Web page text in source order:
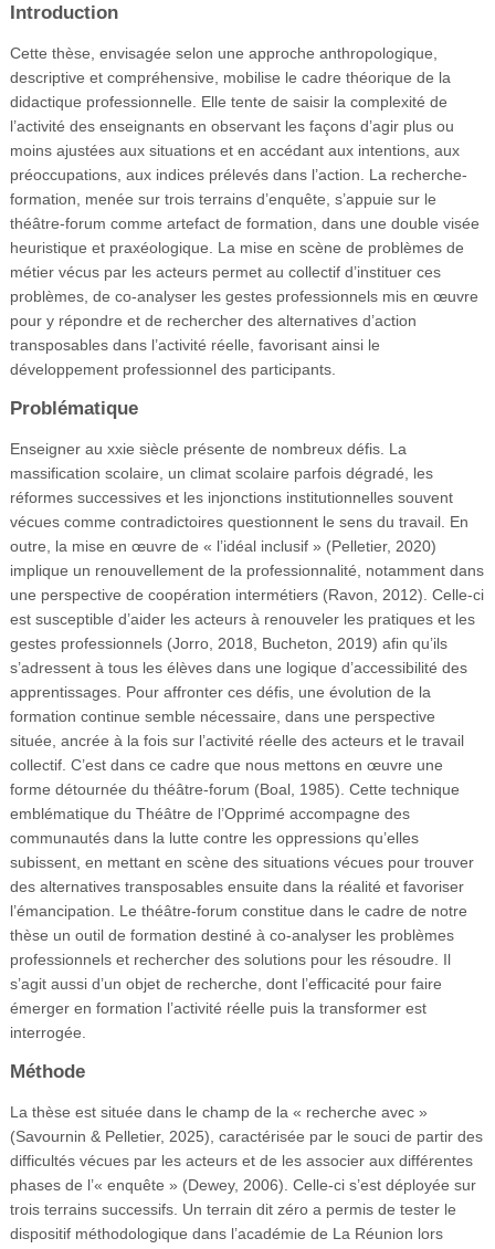
Introduction
Cette thèse, envisagée selon une approche anthropologique,
descriptive et compréhensive, mobilise le cadre théorique de la
didactique professionnelle. Elle tente de saisir la complexité de
l’activité des enseignants en observant les façons d’agir plus ou
moins ajustées aux situations et en accédant aux intentions, aux
préoccupations, aux indices prélevés dans l’action. La recherche-
formation, menée sur trois terrains d’enquête, s’appuie sur le
théâtre-forum comme artefact de formation, dans une double visée
heuristique et praxéologique. La mise en scène de problèmes de
métier vécus par les acteurs permet au collectif d’instituer ces
problèmes, de co-analyser les gestes professionnels mis en œuvre
pour y répondre et de rechercher des alternatives d’action
transposables dans l’activité réelle, favorisant ainsi le
développement professionnel des participants.
Problématique
Enseigner au xxie siècle présente de nombreux défis. La
massification scolaire, un climat scolaire parfois dégradé, les
réformes successives et les injonctions institutionnelles souvent
vécues comme contradictoires questionnent le sens du travail. En
outre, la mise en œuvre de « l’idéal inclusif » (Pelletier, 2020)
implique un renouvellement de la professionnalité, notamment dans
une perspective de coopération intermétiers (Ravon, 2012). Celle-ci
est susceptible d’aider les acteurs à renouveler les pratiques et les
gestes professionnels (Jorro, 2018, Bucheton, 2019) afin qu’ils
s’adressent à tous les élèves dans une logique d’accessibilité des
apprentissages. Pour affronter ces défis, une évolution de la
formation continue semble nécessaire, dans une perspective
située, ancrée à la fois sur l’activité réelle des acteurs et le travail
collectif. C’est dans ce cadre que nous mettons en œuvre une
forme détournée du théâtre-forum (Boal, 1985). Cette technique
emblématique du Théâtre de l’Opprimé accompagne des
communautés dans la lutte contre les oppressions qu’elles
subissent, en mettant en scène des situations vécues pour trouver
des alternatives transposables ensuite dans la réalité et favoriser
l’émancipation. Le théâtre-forum constitue dans le cadre de notre
thèse un outil de formation destiné à co-analyser les problèmes
professionnels et rechercher des solutions pour les résoudre. Il
s’agit aussi d’un objet de recherche, dont l’efficacité pour faire
émerger en formation l’activité réelle puis la transformer est
interrogée.
Méthode
La thèse est située dans le champ de la « recherche avec »
(Savournin & Pelletier, 2025), caractérisée par le souci de partir des
difficultés vécues par les acteurs et de les associer aux différentes
phases de l’« enquête » (Dewey, 2006). Celle-ci s’est déployée sur
trois terrains successifs. Un terrain dit zéro a permis de tester le
dispositif méthodologique dans l’académie de La Réunion lors